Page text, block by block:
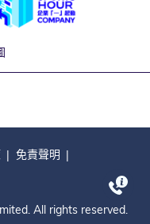
免責聲明
All rights reserved.